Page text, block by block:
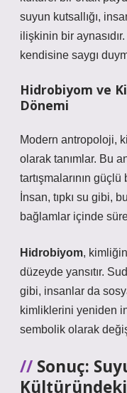
suyun kutsallığı,
ilişkinin bir
kendisine saygı
Hidrobiyom ve
Dönemi
Modern antropoloji,
olarak tanımlar. Bu
tartışmalarının
İnsan, tıpkı su gibi,
bağlamlar içinde
Hidrobiyom,
düzeyde yansıtır.
gibi, insanlar da
kimliklerini yeniden
sembolik olarak
Sonuç:
Kültüründeki